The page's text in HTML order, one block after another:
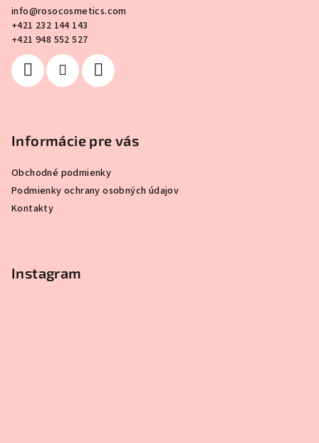
info@rosocosmetics.com
+421 232 144 143
+421 948 552 527
Informácie pre vás
Obchodné podmienky
Podmienky ochrany osobných údajov
Kontakty
Instagram